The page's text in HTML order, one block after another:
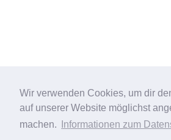
Wir verwenden Cookies, um dir
auf unserer Website möglichst
machen.
Informationen zum